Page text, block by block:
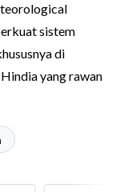
sistem
di
yang rawan